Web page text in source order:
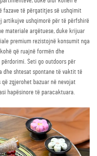
fazave të përgatitjes së ushqimit
ushqimorë për të përfshirë
materiale argëtuese, duke krijuar
premium rezistojnë konsumit nga
që ruajnë formën dhe
Seti go outdoors për
dhe shtesat spontane të vaktit të
zgjerohet bazuar në nevojat
hapësinore të paracaktuara.